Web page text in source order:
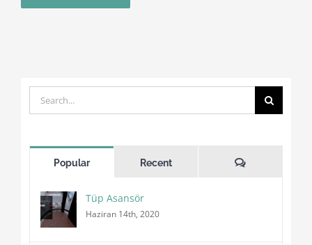
Search
for:
Popular Recent Comments
Tüp Asansör
Haziran 14th, 2020